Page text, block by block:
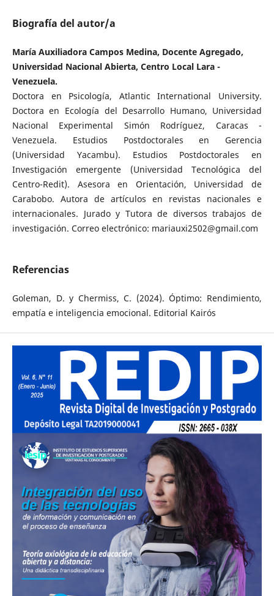
Biografía del autor/a
María Auxiliadora Campos Medina, Docente Agregado,
Universidad Nacional Abierta, Centro Local Lara -
Venezuela.
Doctora en Psicología, Atlantic International University.
Doctora en Ecología del Desarrollo Humano, Universidad
Nacional Experimental Simón Rodríguez, Caracas -
Venezuela. Estudios Postdoctorales en Gerencia
(Universidad Yacambu). Estudios Postdoctorales en
Investigación emergente (Universidad Tecnológica del
Centro-Redit). Asesora en Orientación, Universidad de
Carabobo. Autora de artículos en revistas nacionales e
internacionales. Jurado y Tutora de diversos trabajos de
investigación. Correo electrónico: mariauxi2502@gmail.com
Referencias
Goleman, D. y Chermiss, C. (2024). Óptimo: Rendimiento,
empatía e inteligencia emocional. Editorial Kairós